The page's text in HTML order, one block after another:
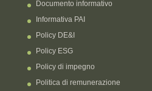
Documento informativo
Informativa PAI
Policy DE&I
Policy ESG
Policy di impegno
Politica di remunerazione